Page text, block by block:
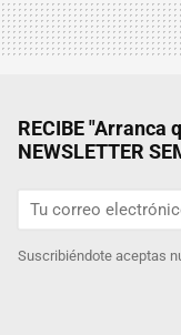
RECIBE "Arranca
NEWSLETTER
Suscribiéndote aceptas